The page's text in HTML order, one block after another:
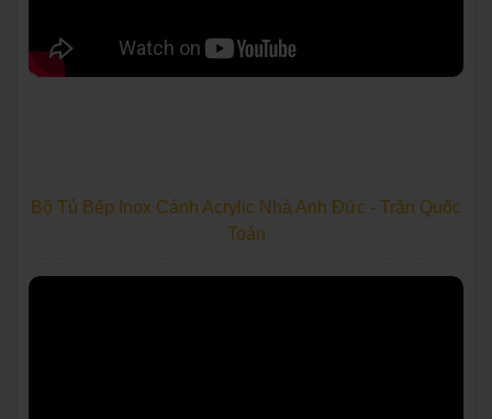
Bộ Tủ Bếp Inox Cánh Acrylic Nhà Anh Đức - Trần Quốc
Toản